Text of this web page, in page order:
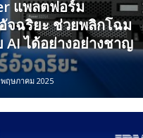
แพลตฟอร์ม
จฉริยะ ช่วยพลิกโฉม
AI ได้อย่างอย่างชาญ
ฤษภาคม 2025